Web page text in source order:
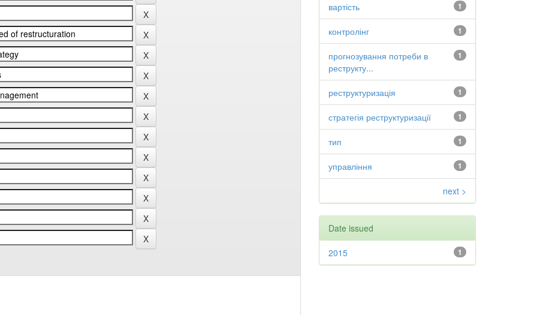
1
вартість
1
контролінг
1
прогнозування потреби в
реструкту...
1
реструктуризація
1
стратегія реструктуризації
1
тип
1
управління
next >
Date issued
1
2015